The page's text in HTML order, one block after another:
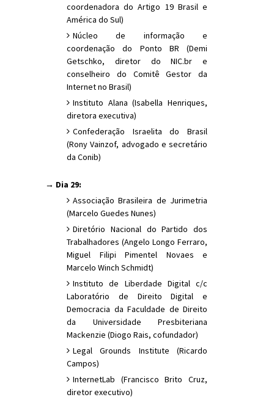
coordenadora do Artigo 19 Brasil e
América do Sul)
Núcleo de informação e
coordenação do Ponto BR (Demi
Getschko, diretor do NIC.br e
conselheiro do Comitê Gestor da
Internet no Brasil)
Instituto Alana (Isabella Henriques,
diretora executiva)
Confederação Israelita do Brasil
(Rony Vainzof, advogado e secretário
da Conib)
→ Dia 29:
Associação Brasileira de Jurimetria
(Marcelo Guedes Nunes)
Diretório Nacional do Partido dos
Trabalhadores (Angelo Longo Ferraro,
Miguel Filipi Pimentel Novaes e
Marcelo Winch Schmidt)
Instituto de Liberdade Digital c/c
Laboratório de Direito Digital e
Democracia da Faculdade de Direito
da Universidade Presbiteriana
Mackenzie (Diogo Rais, cofundador)
Legal Grounds Institute (Ricardo
Campos)
InternetLab (Francisco Brito Cruz,
diretor executivo)